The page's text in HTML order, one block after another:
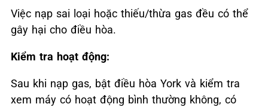
Việc nạp sai loại hoặc thiếu/thừa gas đều có thể
gây hại cho điều hòa.
Kiểm tra hoạt động:
Sau khi nạp gas, bật điều hòa York và kiểm tra
xem máy có hoạt động bình thường không, có